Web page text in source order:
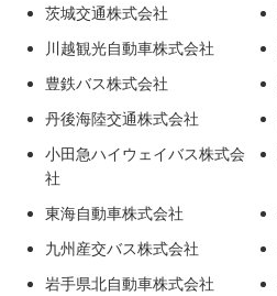
茨城交通株式会社
川越観光自動車株式会社
豊鉄バス株式会社
丹後海陸交通株式会社
小田急ハイウェイバス株式会
社
東海自動車株式会社
九州産交バス株式会社
岩手県北自動車株式会社